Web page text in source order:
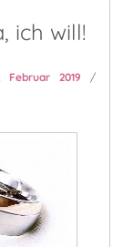
ich will!
Februar 2019 /